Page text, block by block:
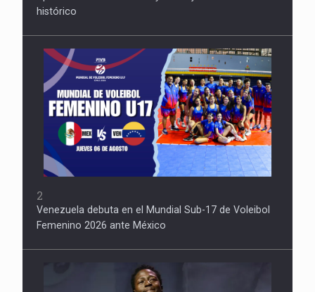
histórico
2
Venezuela debuta en el Mundial Sub-17 de Voleibol
Femenino 2026 ante México